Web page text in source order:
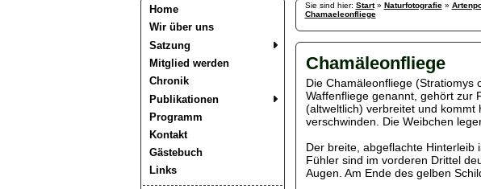
Home
Wir über uns
Satzung
Mitglied werden
Chronik
Publikationen
Programm
Kontakt
Gästebuch
Links
Sie sind hier: Start» Naturfotografie»
Chamaeleonfliege
Chamäleonfliege
Die Chamäleonfliege (Stratiomys
Waffenfliege genannt, gehört zur
(altweltlich) verbreitet und kommt
verschwinden. Die Weibchen
Der breite, abgeflachte Hinterleib
Fühler sind im vorderen Drittel
Augen. Am Ende des gelben